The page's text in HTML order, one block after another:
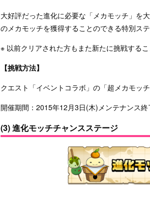
大好評だった進化に必要な「メカモッチ」を
のメカモッチを獲得することのできる特別ス
※ 以前クリアされた方もまた新たに挑戦するこ
【挑戦方法】
クエスト「イベントコラボ」の「超メカモッ
開催期間：2015年12月3日(木)メンテナンス
(3) 進化モッチチャンスステージ